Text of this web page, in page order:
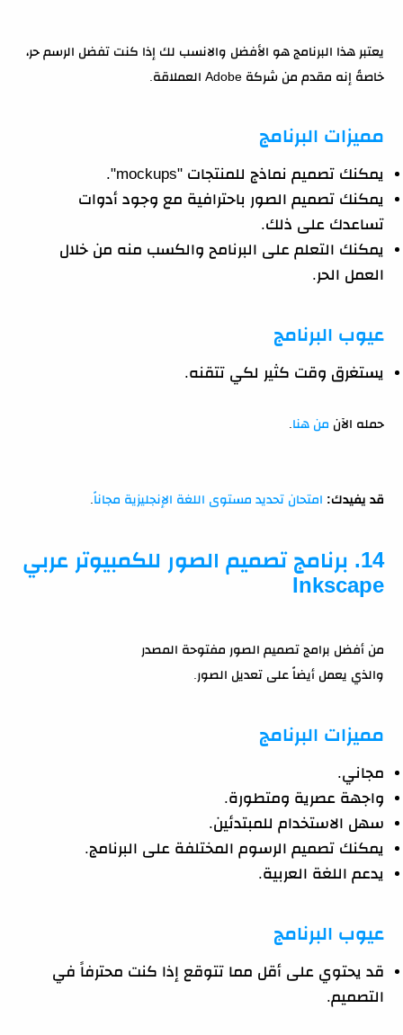
يعتبر هذا البرنامج هو الأفضل والانسب لك إذا كنت تفضل الرسم حر،
خاصةً إنه مقدم من شركة Adobe العملاقة.
مميزات البرنامج
يمكنك تصميم نماذج للمنتجات "mockups".
يمكنك تصميم الصور باحترافية مع وجود أدوات
تساعدك على ذلك.
يمكنك التعلم على البرنامح والكسب منه من خلال
العمل الحر.
عيوب البرنامج
يستغرق وقت كثير لكي تتقنه.
حمله الآن من هنا.
قد يفيدك: امتحان تحديد مستوى اللغة الإنجليزية مجاناً.
14. برنامج تصميم الصور للكمبيوتر عربي
Inkscape
من أفضل برامج تصميم الصور مفتوحة المصدر
والذي يعمل أيضاً على تعديل الصور.
مميزات البرنامج
مجاني.
واجهة عصرية ومتطورة.
سهل الاستخدام للمبتدئين.
يمكنك تصميم الرسوم المختلفة على البرنامج.
يدعم اللغة العربية.
عيوب البرنامج
قد يحتوي على أقل مما تتوقع إذا كنت محترفاً في
التصميم.